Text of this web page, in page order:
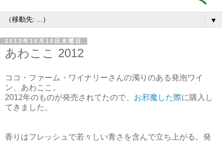
▼
2013年10月10日木曜日
あわここ 2012
ココ・ファーム・ワイナリーさんの濁りのある発泡ワイ
ン、あわここ。
2012年のものが発売されてたので、 お邪魔した際に購入し
てきました。
香りはフレッシュで若々しい青さを含んで立ち上がる。発